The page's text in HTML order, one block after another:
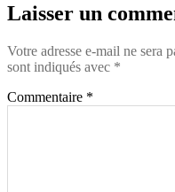
Laisser un
Votre adresse e-mail ne sera
sont indiqués avec *
Commentaire *